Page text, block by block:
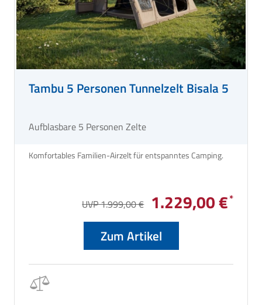
Tambu 5 Personen Tunnelzelt Bisala 5
Aufblasbare 5 Personen Zelte
UVP 1.999,00 € 1.229,00 €
Zum Artikel